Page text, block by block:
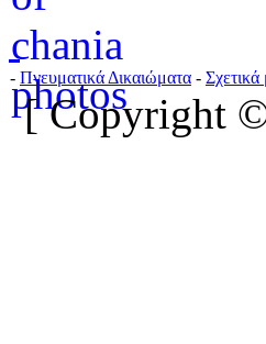
- Πνευματικά Δικαιώματα -
[ Copyright